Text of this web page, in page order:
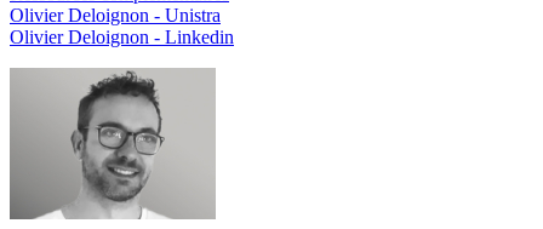
Olivier Deloignon - Unistra
Olivier Deloignon - Linkedin